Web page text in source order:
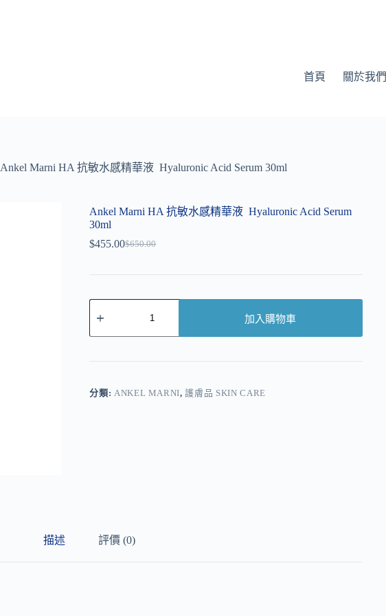
首頁 關於我們
Ankel Marni HA 抗敏水感精華液 Hyaluronic Acid Serum 30ml
Ankel Marni HA 抗敏水感精華液 Hyaluronic Acid Serum
30ml
$650.00
$455.00
加入購物車
r
分類: ANKEL MARNI,護膚品 SKIN CARE
描述 評價 (0)